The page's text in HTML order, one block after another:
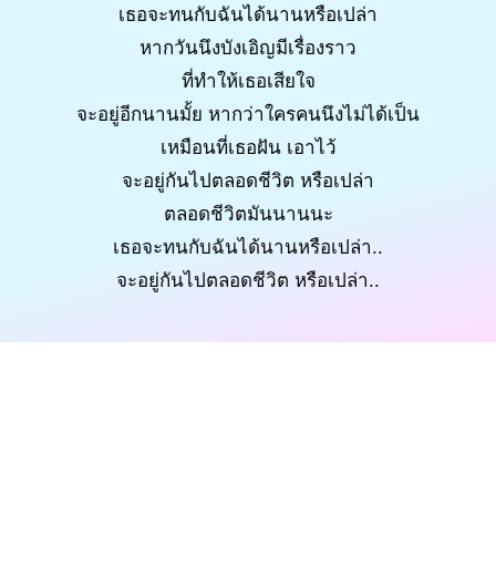
เธอจะทนกับฉันได้นานหรือเปล่า
หากวันนึงบังเอิญมีเรื่องราว
ที่ทำให้เธอเสียใจ
จะอยู่อีกนานมั้ย หากว่าใครคนนึงไม่ได้เป็น
เหมือนที่เธอฝัน เอาไว้
จะอยู่กันไปตลอดชีวิต หรือเปล่า
ตลอดชีวิตมันนานนะ
เธอจะทนกับฉันได้นานหรือเปล่า..
จะอยู่กันไปตลอดชีวิต หรือเปล่า..